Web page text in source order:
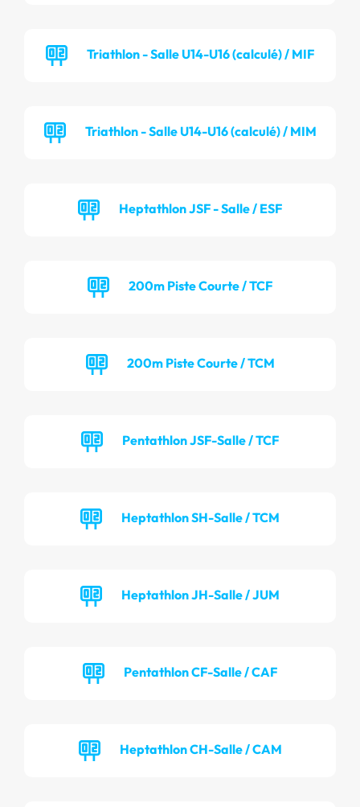
Triathlon - Salle U14-U16 (calculé) / MIF
Triathlon - Salle U14-U16 (calculé) / MIM
Heptathlon JSF - Salle / ESF
200m Piste Courte / TCF
200m Piste Courte / TCM
Pentathlon JSF-Salle / TCF
Heptathlon SH-Salle / TCM
Heptathlon JH-Salle / JUM
Pentathlon CF-Salle / CAF
Heptathlon CH-Salle / CAM